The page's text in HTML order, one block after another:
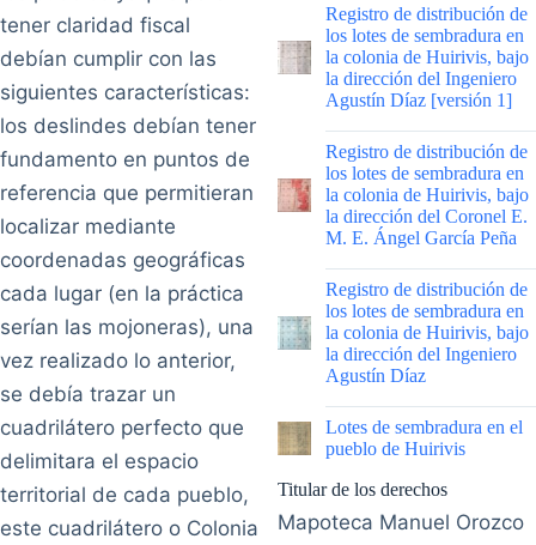
tener claridad fiscal
debían cumplir con las
siguientes características:
los deslindes debían tener
fundamento en puntos de
referencia que permitieran
localizar mediante
coordenadas geográficas
cada lugar (en la práctica
serían las mojoneras), una
vez realizado lo anterior,
se debía trazar un
cuadrilátero perfecto que
delimitara el espacio
territorial de cada pueblo,
este cuadrilátero o Colonia
Registro de distribución de
los lotes de sembradura en
la colonia de Huirivis, bajo
la dirección del Ingeniero
Agustín Díaz [versión 1]
|
Registro de distribución de
los lotes de sembradura en
la colonia de Huirivis, bajo
la dirección del Coronel E.
M. E. Ángel García Peña
|
Registro de distribución de
los lotes de sembradura en
la colonia de Huirivis, bajo
la dirección del Ingeniero
Agustín Díaz
|
Lotes de sembradura en el
pueblo de Huirivis
Titular de los derechos
Mapoteca Manuel Orozco